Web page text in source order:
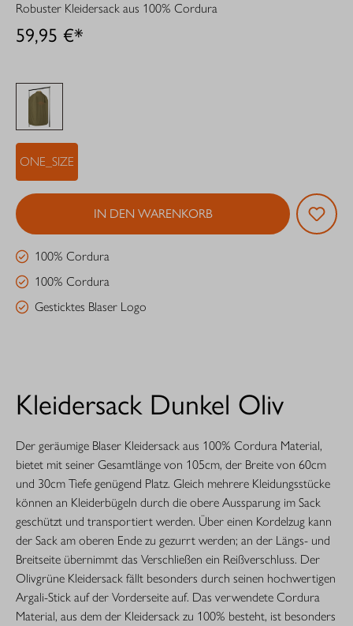
Robuster Kleidersack aus 100% Cordura
59,95 €*
ONE_SIZE
IN DEN WARENKORB
100% Cordura
100% Cordura
Gesticktes Blaser Logo
Kleidersack Dunkel Oliv
Der geräumige Blaser Kleidersack aus 100% Cordura Material,
bietet mit seiner Gesamtlänge von 105cm, der Breite von 60cm
und 30cm Tiefe genügend Platz. Gleich mehrere Kleidungsstücke
können an Kleiderbügeln durch die obere Aussparung im Sack
geschützt und transportiert werden. Über einen Kordelzug kann
der Sack am oberen Ende zu gezurrt werden; an der Längs- und
Breitseite übernimmt das Verschließen ein Reißverschluss. Der
Olivgrüne Kleidersack fällt besonders durch seinen hochwertigen
Argali-Stick auf der Vorderseite auf. Das verwendete Cordura
Material, aus dem der Kleidersack zu 100% besteht, ist besonders